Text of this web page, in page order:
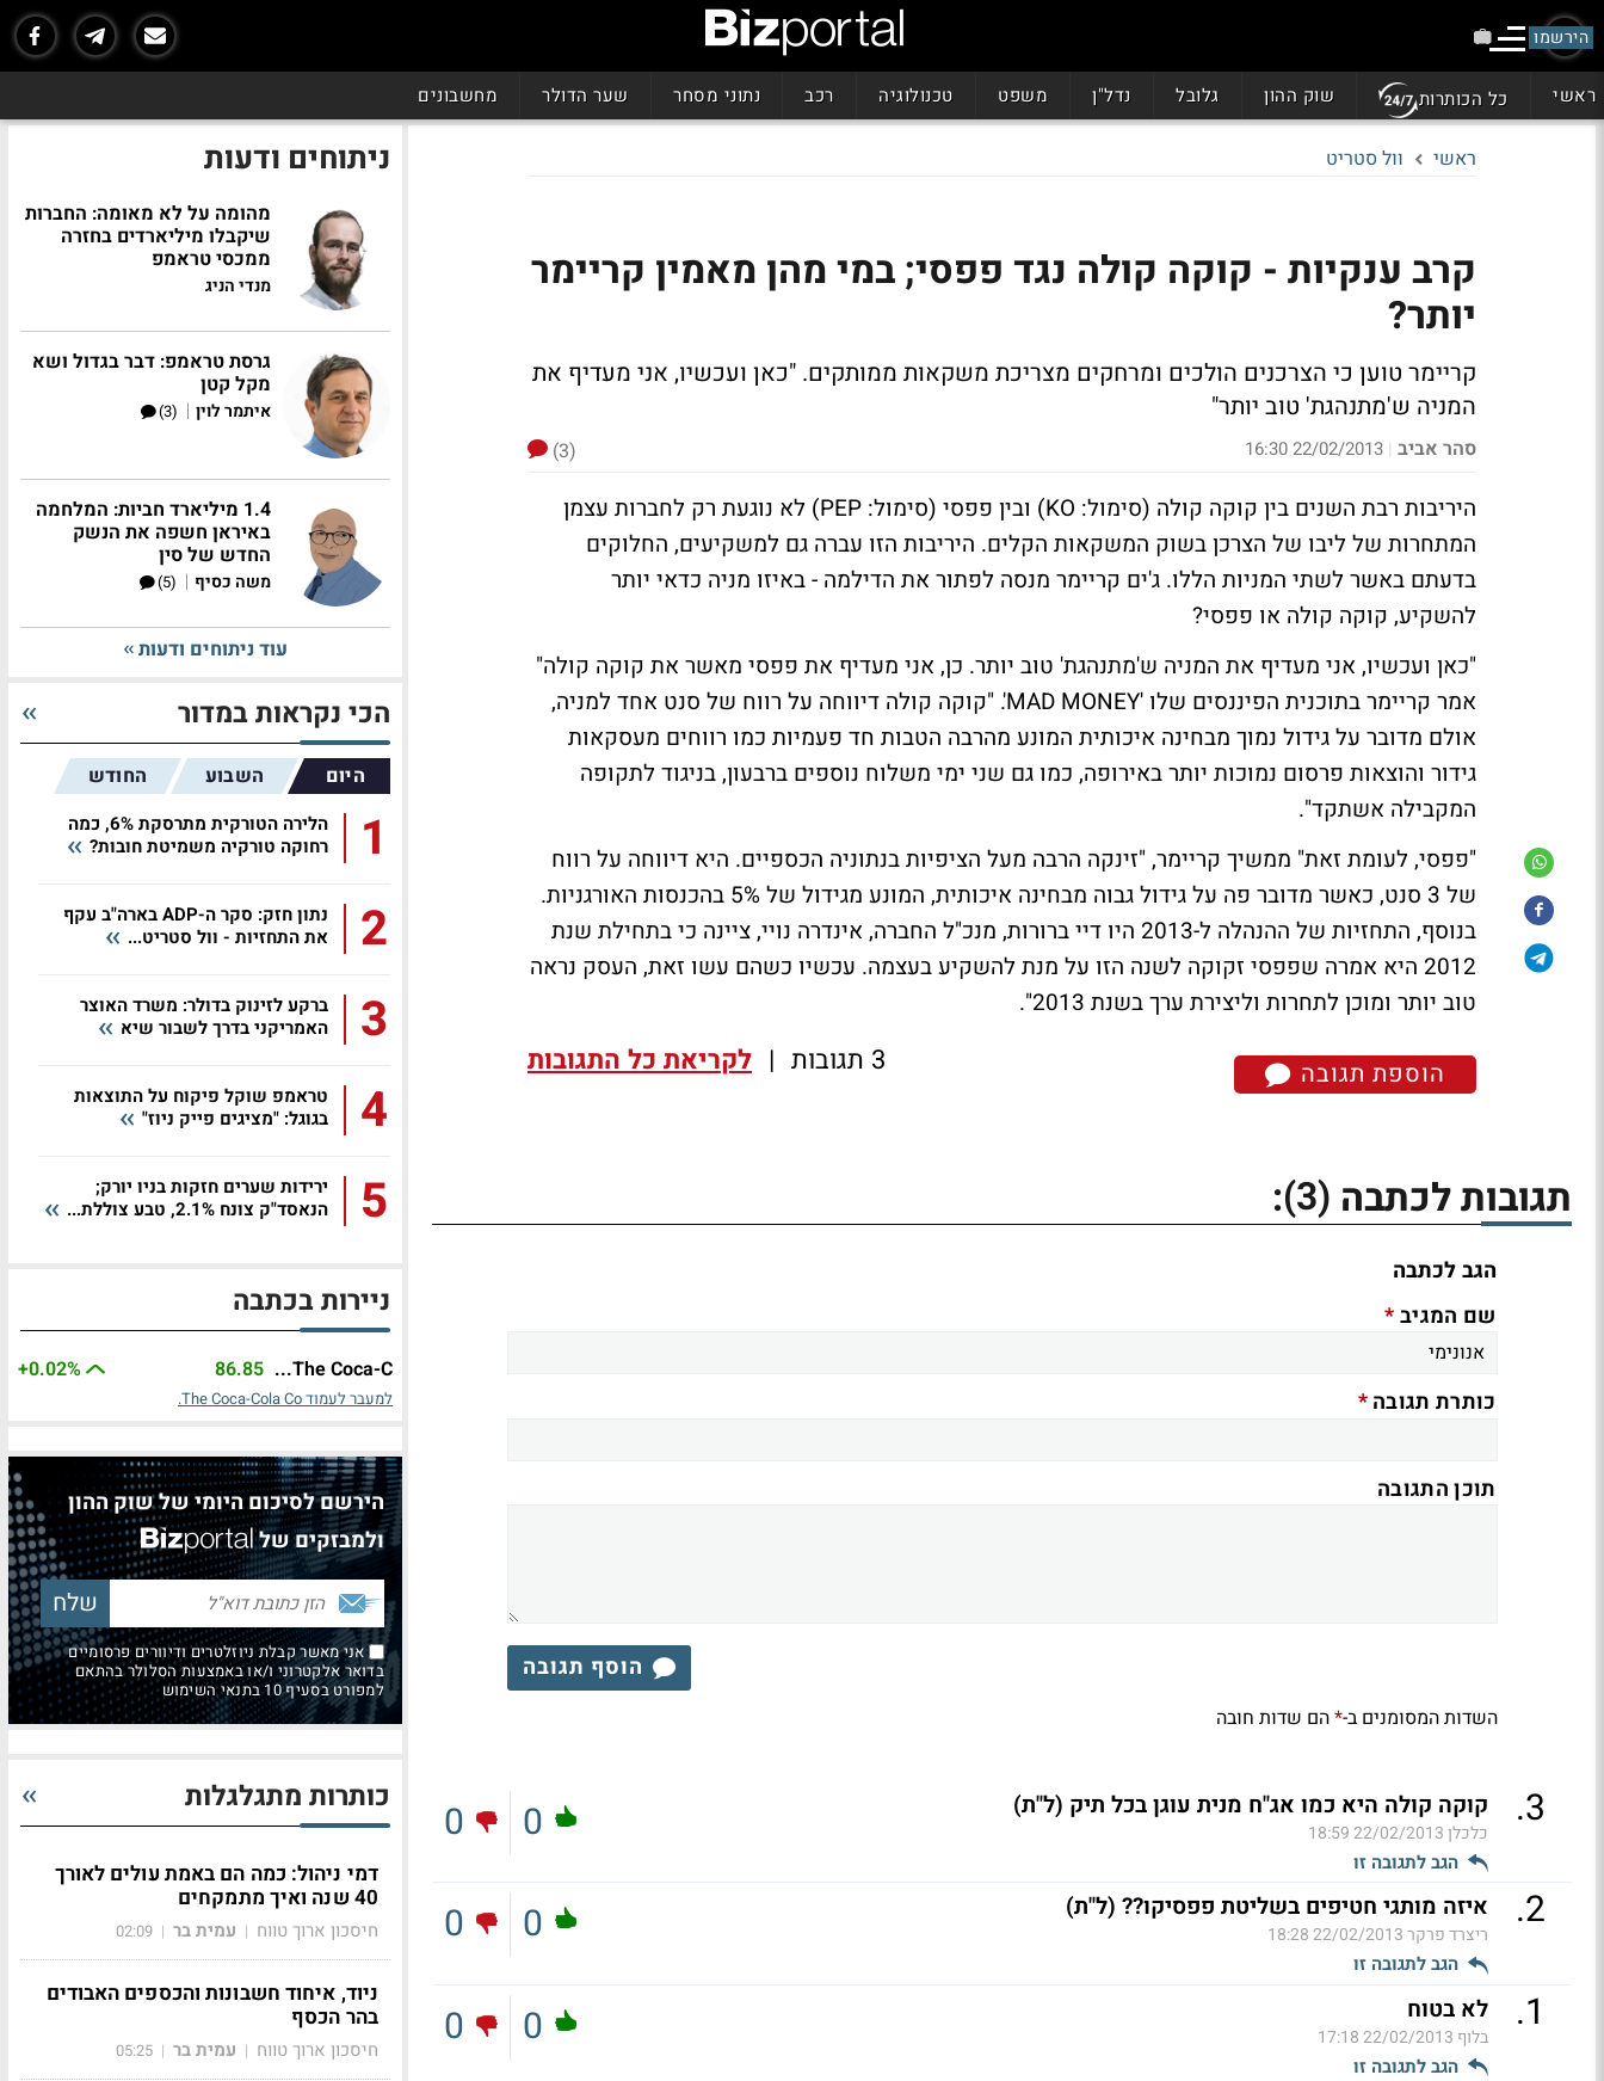
הירשמו
ראשי כל הכותרות שוק ההון גלובל נדל"ן משפט טכנולוגיה רכב נתוני מסחר שער הדולר מחשבונים
ראשי וול סטריט
קרב ענקיות - קוקה קולה נגד פפסי; במי מהן מאמין קריימר
יותר?
קריימר טוען כי הצרכנים הולכים ומרחקים מצריכת משקאות ממותקים. "כאן ועכשיו, אני מעדיף את
המניה ש'מתנהגת' טוב יותר"
סהר אביב |
22/02/2013 16:30
(3)
היריבות רבת השנים בין קוקה קולה (סימול: KO) ובין פפסי (סימול: PEP) לא נוגעת רק לחברות עצמן
המתחרות של ליבו של הצרכן בשוק המשקאות הקלים. היריבות הזו עברה גם למשקיעים, החלוקים
בדעתם באשר לשתי המניות הללו. ג'ים קריימר מנסה לפתור את הדילמה - באיזו מניה כדאי יותר
להשקיע, קוקה קולה או פפסי?
"כאן ועכשיו, אני מעדיף את המניה ש'מתנהגת' טוב יותר. כן, אני מעדיף את פפסי מאשר את קוקה קולה"
אמר קריימר בתוכנית הפיננסים שלו 'MAD MONEY'. "קוקה קולה דיווחה על רווח של סנט אחד למניה,
אולם מדובר על גידול נמוך מבחינה איכותית המונע מהרבה הטבות חד פעמיות כמו רווחים מעסקאות
גידור והוצאות פרסום נמוכות יותר באירופה, כמו גם שני ימי משלוח נוספים ברבעון, בניגוד לתקופה
המקבילה אשתקד".
"פפסי, לעומת זאת" ממשיך קריימר, "זינקה הרבה מעל הציפיות בנתוניה הכספיים. היא דיווחה על רווח
של 3 סנט, כאשר מדובר פה על גידול גבוה מבחינה איכותית, המונע מגידול של 5% בהכנסות האורגניות.
בנוסף, התחזיות של ההנהלה ל-2013 היו דיי ברורות, מנכ"ל החברה, אינדרה נויי, ציינה כי בתחילת שנת
2012 היא אמרה שפפסי זקוקה לשנה הזו על מנת להשקיע בעצמה. עכשיו כשהם עשו זאת, העסק נראה
טוב יותר ומוכן לתחרות וליצירת ערך בשנת 2013".
הוספת תגובה 3 תגובות | לקריאת כל התגובות
תגובות לכתבה (3)
:
הגב לכתבה
שם המגיב*
כותרת תגובה*
תוכן התגובה
הוסף תגובה
השדות המסומנים ב-*הם שדות חובה
3
. קוקה קולה היא כמו אג"ח מנית עוגן בכל תיק (ל"ת)
כלכלן22/02/2013 18:59
הגב לתגובה זו
0
0
2
. איזה מותגי חטיפים בשליטת פפסיקו?? (ל"ת)
ריצרד פרקר22/02/2013 18:28
הגב לתגובה זו
0
0
1
. לא בטוח
בלוף 22/02/2013 17:18
הגב לתגובה זו
0
0
ניתוחים ודעות
מהומה על לא מאומה: החברות
שיקבלו מיליארדים בחזרה
ממכסי טראמפ
מנדי הניג
גרסת טראמפ: דבר בגדול ושא
מקל קטן
איתמר לוין |
(3)
1.4 מיליארד חביות: המלחמה
באיראן חשפה את הנשק
החדש של סין
משה כסיף |
(5)
עוד ניתוחים ודעות
הכי נקראות במדור
היום השבוע החודש
1
הלירה הטורקית מתרסקת 6%, כמה
רחוקה טורקיה משמיטת חובות?
2
נתון חזק: סקר ה-ADP בארה"ב עקף
את התחזיות - וול סטריט...
3
ברקע לזינוק בדולר: משרד האוצר
האמריקני בדרך לשבור שיא
4
טראמפ שוקל פיקוח על התוצאות
בגוגל: "מציגים פייק ניוז"
5
ירידות שערים חזקות בניו יורק;
הנאסד"ק צונח 2.1%, טבע צוללת...
ניירות בכתבה
The Coca-C...
86.85
+0.02%
למעבר לעמוד The Coca-Cola Co.
הירשם לסיכום היומי של שוק ההון
ולמבזקים של
אני מאשר קבלת ניוזלטרים ודיוורים פרסומיים
בדואר אלקטרוני ו/או באמצעות הסלולר בהתאם
למפורט בסעיף 10 בתנאי השימוש
כותרות מתגלגלות
דמי ניהול: כמה הם באמת עולים לאורך
40 שנה ואיך מתמקחים
חיסכון ארוך טווח | עמית בר |
02:09
ניוד, איחוד חשבונות והכספים האבודים
בהר הכסף
חיסכון ארוך טווח | עמית בר |
05:25